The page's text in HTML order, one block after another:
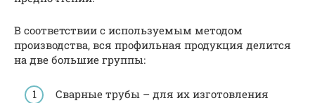
В соответствии с используемым методом
производства, вся профильная продукция делится
на две большие группы:
Сварные трубы – для их изготовления